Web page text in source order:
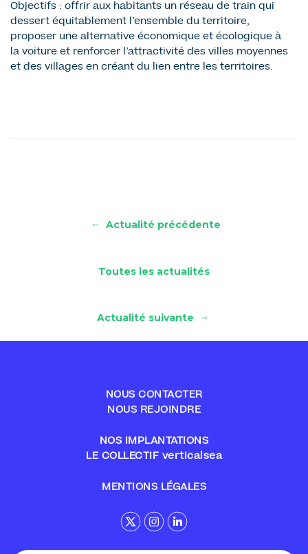
Objectifs : offrir aux habitants un réseau de train qui
dessert équitablement l’ensemble du territoire,
proposer une alternative économique et écologique à
la voiture et renforcer l’attractivité des villes moyennes
et des villages en créant du lien entre les territoires.
← Actualité précédente
Toutes les actualités
Actualité suivante →
NOUS CONTACTER
NOUS REJOINDRE
NOS IMPLANTATIONS
LE COLLECTIF verticalsea
MENTIONS LÉGALES